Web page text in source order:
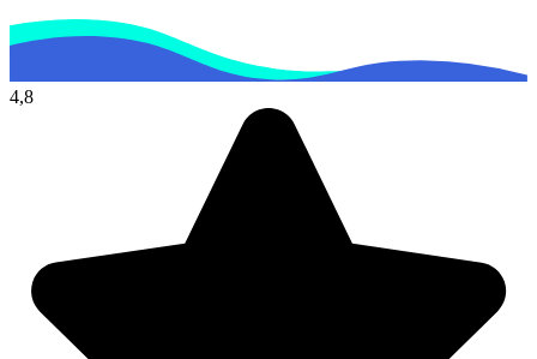
4,8